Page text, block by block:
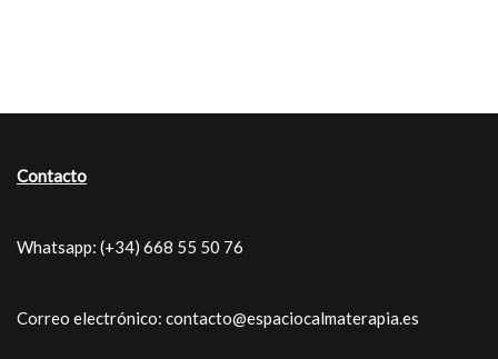
Contacto
Whatsapp: (+34) 668 55 50 76
Correo electrónico: contacto@espaciocalmaterapia.es